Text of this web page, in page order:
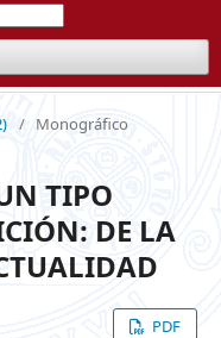
/ Monográfico
TIPO
DE LA
PDF